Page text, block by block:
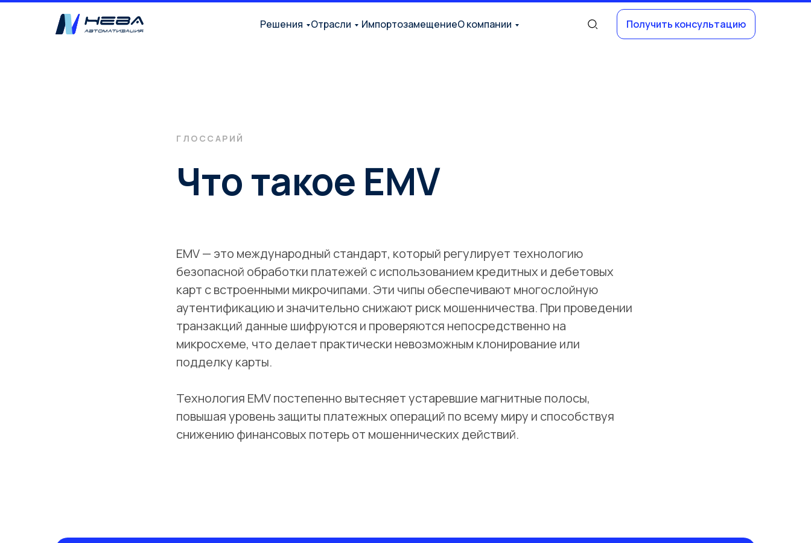
Решения Отрасли ИмпортозамещениеО компании Получить консультацию
ГЛОССАРИЙ
Что такое EMV
EMV — это международный стандарт, который регулирует технологию
безопасной обработки платежей с использованием кредитных и дебетовых
карт с встроенными микрочипами. Эти чипы обеспечивают многослойную
аутентификацию и значительно снижают риск мошенничества. При проведении
транзакций данные шифруются и проверяются непосредственно на
микросхеме, что делает практически невозможным клонирование или
подделку карты.
Технология EMV постепенно вытесняет устаревшие магнитные полосы,
повышая уровень защиты платежных операций по всему миру и способствуя
снижению финансовых потерь от мошеннических действий.